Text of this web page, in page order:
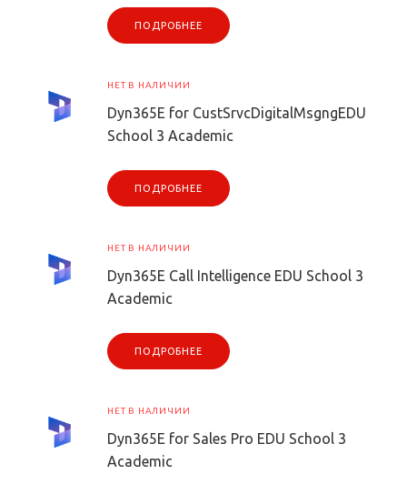
ПОДРОБНЕЕ
НЕТ В НАЛИЧИИ
Dyn365E for CustSrvcDigitalMsgngEDU
School 3 Academic
ПОДРОБНЕЕ
НЕТ В НАЛИЧИИ
Dyn365E Call Intelligence EDU School 3
Academic
ПОДРОБНЕЕ
НЕТ В НАЛИЧИИ
Dyn365E for Sales Pro EDU School 3
Academic